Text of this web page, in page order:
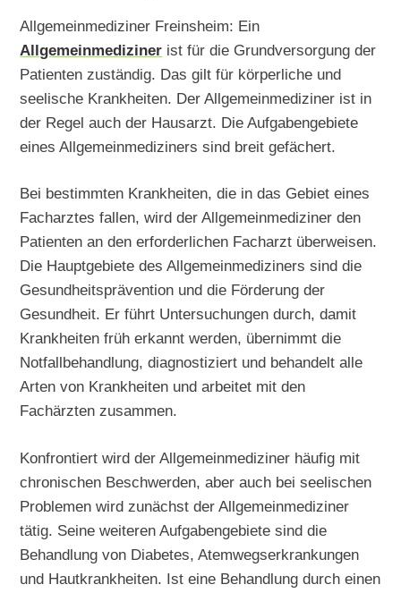
Allgemeinmediziner Freinsheim: Ein
Allgemeinmediziner ist für die Grundversorgung der
Patienten zuständig. Das gilt für körperliche und
seelische Krankheiten. Der Allgemeinmediziner ist in
der Regel auch der Hausarzt. Die Aufgabengebiete
eines Allgemeinmediziners sind breit gefächert.
Bei bestimmten Krankheiten, die in das Gebiet eines
Facharztes fallen, wird der Allgemeinmediziner den
Patienten an den erforderlichen Facharzt überweisen.
Die Hauptgebiete des Allgemeinmediziners sind die
Gesundheitsprävention und die Förderung der
Gesundheit. Er führt Untersuchungen durch, damit
Krankheiten früh erkannt werden, übernimmt die
Notfallbehandlung, diagnostiziert und behandelt alle
Arten von Krankheiten und arbeitet mit den
Fachärzten zusammen.
Konfrontiert wird der Allgemeinmediziner häufig mit
chronischen Beschwerden, aber auch bei seelischen
Problemen wird zunächst der Allgemeinmediziner
tätig. Seine weiteren Aufgabengebiete sind die
Behandlung von Diabetes, Atemwegserkrankungen
und Hautkrankheiten. Ist eine Behandlung durch einen